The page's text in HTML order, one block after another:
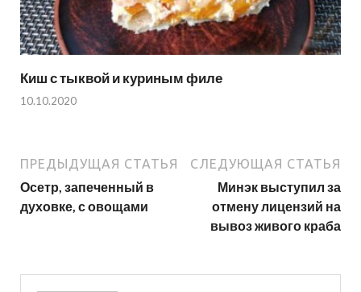
Киш с тыквой и куриным филе
10.10.2020
ПРЕДЫДУЩАЯ СТАТЬЯ
Осетр, запеченный в
духовке, с овощами
СЛЕДУЮЩАЯ СТАТЬЯ
Минэк выступил за
отмену лицензий на
вывоз живого краба